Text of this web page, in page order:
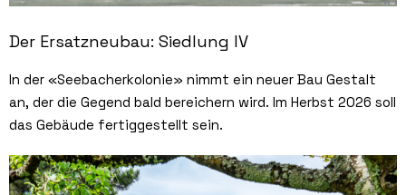
Der Ersatzneubau: Siedlung IV
In der «Seebacherkolonie» nimmt ein neuer Bau Gestalt
an, der die Gegend bald bereichern wird. Im Herbst 2026 soll
das Gebäude fertiggestellt sein.